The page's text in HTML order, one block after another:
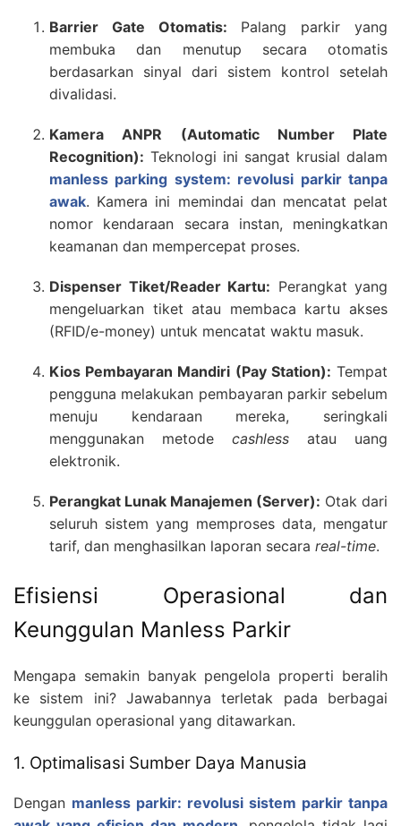
Barrier Gate Otomatis: Palang parkir yang
membuka dan menutup secara otomatis
berdasarkan sinyal dari sistem kontrol setelah
divalidasi.
Kamera ANPR (Automatic Number Plate
Recognition): Teknologi ini sangat krusial dalam
manless parking system: revolusi parkir tanpa
awak. Kamera ini memindai dan mencatat pelat
nomor kendaraan secara instan, meningkatkan
keamanan dan mempercepat proses.
Dispenser Tiket/Reader Kartu: Perangkat yang
mengeluarkan tiket atau membaca kartu akses
(RFID/e-money) untuk mencatat waktu masuk.
Kios Pembayaran Mandiri (Pay Station): Tempat
pengguna melakukan pembayaran parkir sebelum
menuju kendaraan mereka, seringkali
menggunakan metode cashless atau uang
elektronik.
Perangkat Lunak Manajemen (Server): Otak dari
seluruh sistem yang memproses data, mengatur
tarif, dan menghasilkan laporan secara real-time.
Efisiensi Operasional dan
Keunggulan Manless Parkir
Mengapa semakin banyak pengelola properti beralih
ke sistem ini? Jawabannya terletak pada berbagai
keunggulan operasional yang ditawarkan.
1. Optimalisasi Sumber Daya Manusia
Dengan manless parkir: revolusi sistem parkir tanpa